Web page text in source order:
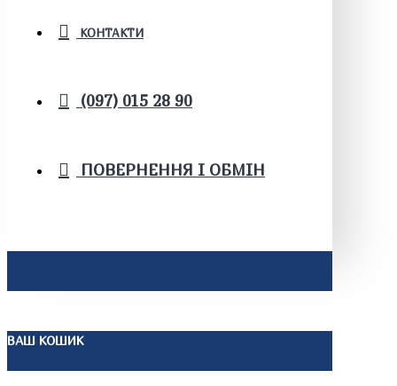
КОНТАКТИ
(097) 015 28 90
ПОВЕРНЕННЯ І ОБМІН
ВАШ КОШИК